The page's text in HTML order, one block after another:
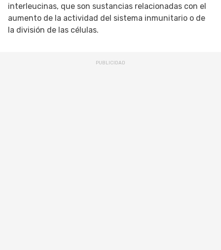
interleucinas, que son sustancias relacionadas con el
aumento de la actividad del sistema inmunitario o de
la división de las células.